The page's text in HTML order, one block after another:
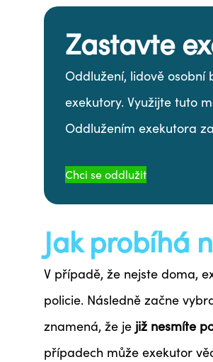
Zastavte
Oddlužení, lidově
exekutory. Využijte tuto
Oddlužením exekutora
Chci se oddlužit
Jak probíhá
V případě, že nejste doma,
policie. Následně začne
znamená, že je již nesmíte
případech může exekutor